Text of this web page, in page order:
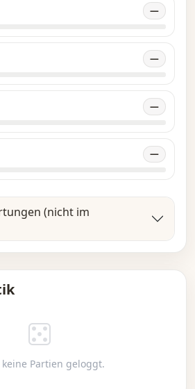
—
—
—
—
(nicht im
keine Partien geloggt.